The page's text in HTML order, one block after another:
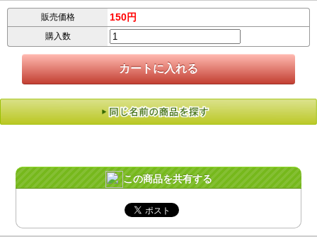
販売価格 150円
購入数
この商品を共有する